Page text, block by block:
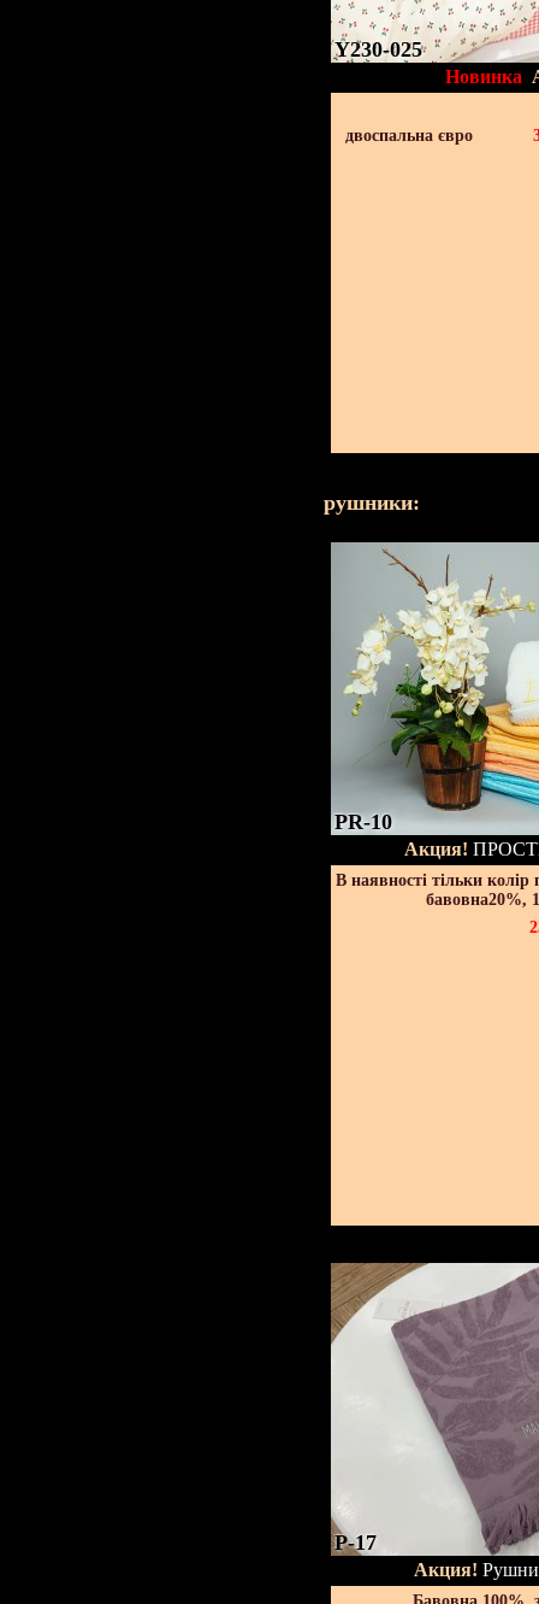
Y230-025
Новинка
двоспальна євро
рушники:
PR-10
Акция!
В наявності тільки
бавовна20%,
P-17
Акция!